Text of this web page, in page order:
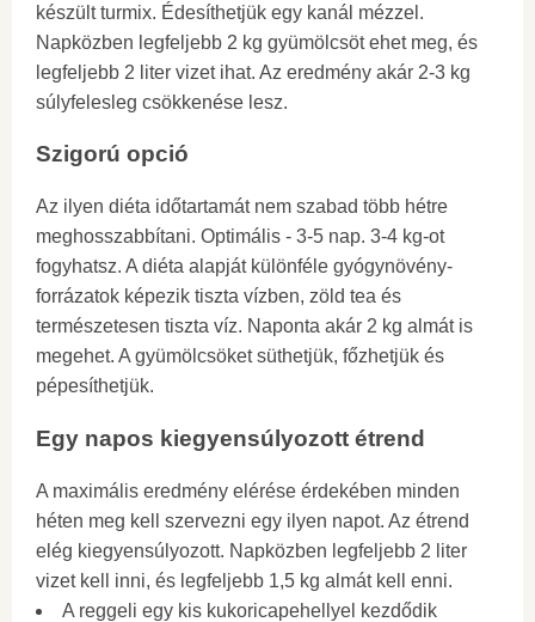
készült turmix. Édesíthetjük egy kanál mézzel.
Napközben legfeljebb 2 kg gyümölcsöt ehet meg, és
legfeljebb 2 liter vizet ihat. Az eredmény akár 2-3 kg
súlyfelesleg csökkenése lesz.
Szigorú opció
Az ilyen diéta időtartamát nem szabad több hétre
meghosszabbítani. Optimális - 3-5 nap. 3-4 kg-ot
fogyhatsz. A diéta alapját különféle gyógynövény-
forrázatok képezik tiszta vízben, zöld tea és
természetesen tiszta víz. Naponta akár 2 kg almát is
megehet. A gyümölcsöket süthetjük, főzhetjük és
pépesíthetjük.
Egy napos kiegyensúlyozott étrend
A maximális eredmény elérése érdekében minden
héten meg kell szervezni egy ilyen napot. Az étrend
elég kiegyensúlyozott. Napközben legfeljebb 2 liter
vizet kell inni, és legfeljebb 1,5 kg almát kell enni.
A reggeli egy kis kukoricapehellyel kezdődik